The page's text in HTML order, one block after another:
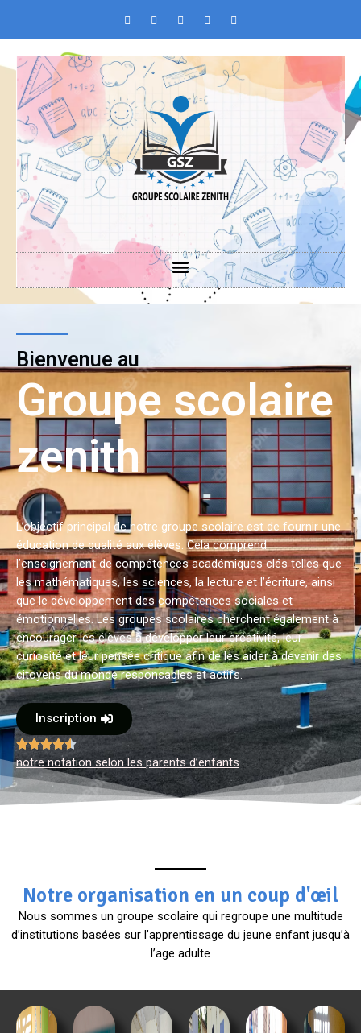
Bienvenue au
Groupe scolaire
zenith
L’objectif principal de notre groupe scolaire est de fournir une
éducation de qualité aux élèves. Cela comprend
l’enseignement de compétences académiques clés telles que
les mathématiques, les sciences, la lecture et l’écriture, ainsi
que le développement des compétences sociales et
émotionnelles. Les groupes scolaires cherchent également à
encourager les élèves à développer leur créativité, leur
curiosité et leur pensée critique afin de les aider à devenir des
citoyens du monde responsables et actifs.
Inscription

notre notation selon les parents d’enfants
Notre organisation en un coup d'œil
Nous sommes un groupe scolaire qui regroupe une multitude
d’institutions basées sur l’apprentissage du jeune enfant jusqu’à
l’age adulte